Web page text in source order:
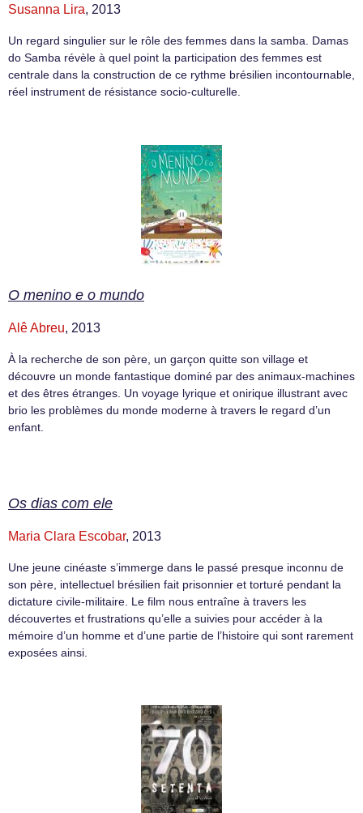
Susanna Lira, 2013
Un regard singulier sur le rôle des femmes dans la samba. Damas
do Samba révèle à quel point la participation des femmes est
centrale dans la construction de ce rythme brésilien incontournable,
réel instrument de résistance socio-culturelle.
O menino e o mundo
Alê Abreu, 2013
À la recherche de son père, un garçon quitte son village et
découvre un monde fantastique dominé par des animaux-machines
et des êtres étranges. Un voyage lyrique et onirique illustrant avec
brio les problèmes du monde moderne à travers le regard d’un
enfant.
Os dias com ele
Maria Clara Escobar, 2013
Une jeune cinéaste s’immerge dans le passé presque inconnu de
son père, intellectuel brésilien fait prisonnier et torturé pendant la
dictature civile-militaire. Le film nous entraîne à travers les
découvertes et frustrations qu’elle a suivies pour accéder à la
mémoire d’un homme et d’une partie de l’histoire qui sont rarement
exposées ainsi.